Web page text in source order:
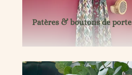
Patères & boutons de porte